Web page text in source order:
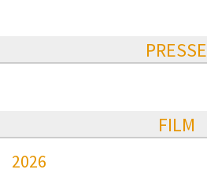
PRESSE
FILM
2026